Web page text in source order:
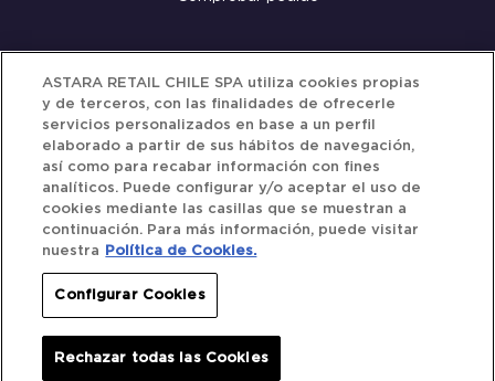
Servicio al cliente
Términos y Condiciones
Política de privacidad
Política de Cookies
Siguenos
Redes Sociales
ASTARA RETAIL CHILE SPA utiliza cookies propias
y de terceros, con las finalidades de ofrecerle
servicios personalizados en base a un perfil
elaborado a partir de sus hábitos de navegación,
así como para recabar información con fines
analíticos. Puede configurar y/o aceptar el uso de
cookies mediante las casillas que se muestran a
continuación. Para más información, puede visitar
nuestra
Política de Cookies.
Configurar Cookies
Rechazar todas las Cookies